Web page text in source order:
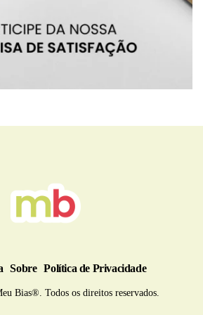
Sobre Política de Privacidade
Bias®. Todos os direitos reservados.